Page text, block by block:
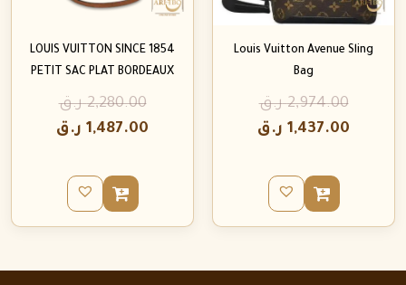
Louis Vuitton Avenue Sling
Bag
2,974.00 ر.ق
1,437.00 ر.ق
LOUIS VUITTON SINCE 1854
PETIT SAC PLAT BORDEAUX
2,280.00 ر.ق
1,487.00 ر.ق